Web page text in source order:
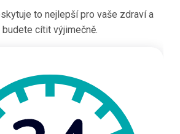
to nejlepší pro vaše zdraví a
cítit výjimečně.